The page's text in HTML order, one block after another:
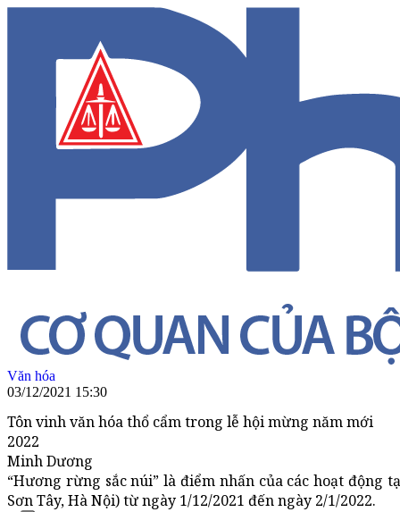
Văn hóa
03/12/2021 15:30
Tôn vinh văn hóa thổ cẩm trong lễ hội mừng năm mới
2022
Minh Dương
“Hương rừng sắc núi” là điểm nhấn của các hoạt động
Sơn Tây, Hà Nội) từ ngày 1/12/2021 đến ngày 2/1/2022.